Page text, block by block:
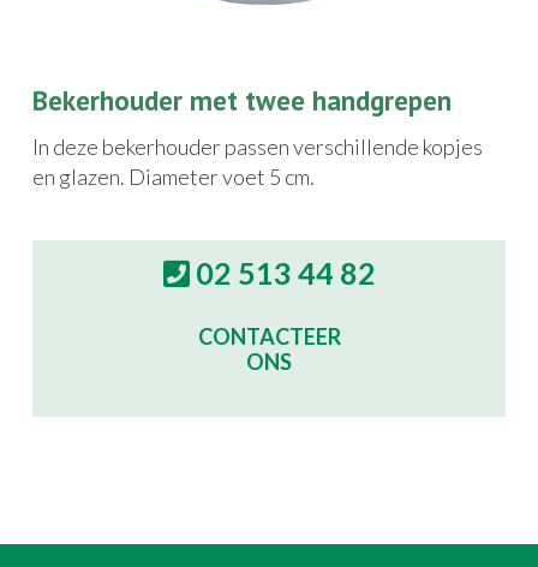
Bekerhouder met twee handgrepen
In deze bekerhouder passen verschillende kopjes
en glazen. Diameter voet 5 cm.
02 513 44 82
CONTACTEER
ONS